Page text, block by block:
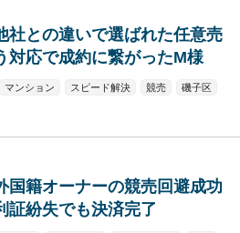
社との違いで選ばれた任意売
対応で成約に繋がったM様
マンション スピード解決 競売 磯子区
国籍オーナーの競売回避成功
証紛失でも決済完了